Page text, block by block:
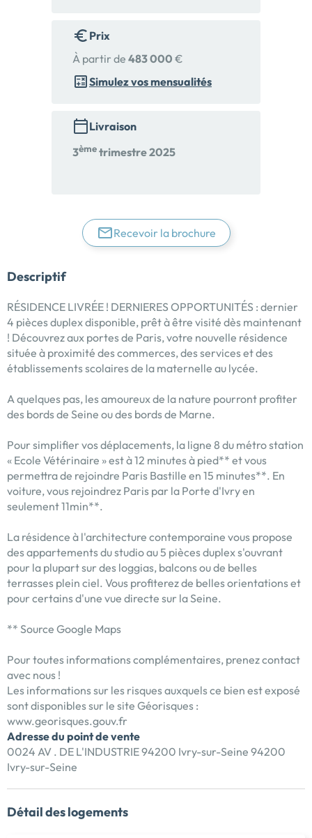
Prix
À partir de 483 000 €
Simulez vos mensualités
Livraison
3èmetrimestre 2025
Recevoir la brochure
Descriptif
RÉSIDENCE LIVRÉE ! DERNIERES OPPORTUNITÉS : dernier
4 pièces duplex disponible, prêt à être visité dès maintenant
! Découvrez aux portes de Paris, votre nouvelle résidence
située à proximité des commerces, des services et des
établissements scolaires de la maternelle au lycée.
A quelques pas, les amoureux de la nature pourront profiter
des bords de Seine ou des bords de Marne.
Pour simplifier vos déplacements, la ligne 8 du métro station
« Ecole Vétérinaire » est à 12 minutes à pied** et vous
permettra de rejoindre Paris Bastille en 15 minutes**. En
voiture, vous rejoindrez Paris par la Porte d'Ivry en
seulement 11min**.
La résidence à l'architecture contemporaine vous propose
des appartements du studio au 5 pièces duplex s'ouvrant
pour la plupart sur des loggias, balcons ou de belles
terrasses plein ciel. Vous profiterez de belles orientations et
pour certains d'une vue directe sur la Seine.
** Source Google Maps
Pour toutes informations complémentaires, prenez contact
avec nous !
Les informations sur les risques auxquels ce bien est exposé
sont disponibles sur le site Géorisques :
www.georisques.gouv.fr
Adresse du point de vente
0024 AV . DE L'INDUSTRIE 94200 Ivry-sur-Seine 94200
Ivry-sur-Seine
Détail des logements